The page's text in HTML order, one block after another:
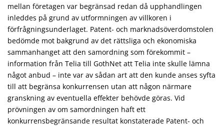
mellan företagen var begränsad redan då upphandlingen
inleddes på grund av utformningen av villkoren i
förfrågningsunderlaget. Patent- och marknadsöverdomstolen
bedömde mot bakgrund av det rättsliga och ekonomiska
sammanhanget att den samordning som förekommit –
information från Telia till GothNet att Telia inte skulle lämna
något anbud – inte var av sådan art att den kunde anses syfta
till att begränsa konkurrensen utan att någon närmare
granskning av eventuella effekter behövde göras. Vid
prövningen av om samordningen haft ett
konkurrensbegränsande resultat konstaterade Patent- och